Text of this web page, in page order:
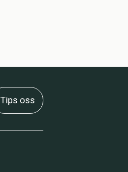
Tips oss